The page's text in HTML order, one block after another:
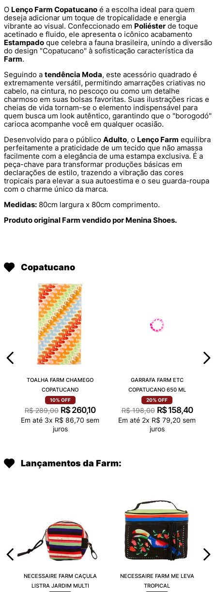
O Lenço Farm Copatucano é a escolha ideal para quem
deseja adicionar um toque de tropicalidade e energia
vibrante ao visual. Confeccionado em Poliéster de toque
acetinado e fluido, ele apresenta o icônico acabamento
Estampado que celebra a fauna brasileira, unindo a diversão
do design "Copatucano" à sofisticação característica da
Farm.
Seguindo a tendência Moda, este acessório quadrado é
extremamente versátil, permitindo amarrações criativas no
cabelo, na cintura, no pescoço ou como um detalhe
charmoso em suas bolsas favoritas. Suas ilustrações ricas e
cheias de vida tornam-se o elemento indispensável para
quem busca um look autêntico, garantindo que o "borogodó"
carioca acompanhe você em qualquer ocasião.
Desenvolvido para o público Adulto, o Lenço Farm equilibra
perfeitamente a praticidade de um tecido que não amassa
facilmente com a elegância de uma estampa exclusiva. É a
peça-chave para transformar produções básicas em
declarações de estilo, trazendo a vibração das cores
tropicais para elevar a sua autoestima e o seu guarda-roupa
com o charme único da marca.
Medidas: 80cm largura x 80cm comprimento.
Produto original Farm vendido por Menina Shoes.
Copatucano
TOALHA FARM CHAMEGO
COPATUCANO
10% OFF
R$ 289,00 R$ 260,10
Em até 3x R$ 86,70 sem
juros
GARRAFA FARM ETC
COPATUCANO 650 ML
20% OFF
R$ 198,00 R$ 158,40
Em até 2x R$ 79,20 sem
juros
Lançamentos da Farm:
NECESSAIRE FARM CAÇULA
LISTRA JARDIM MULTI
NECESSAIRE FARM ME LEVA
TROPICAL